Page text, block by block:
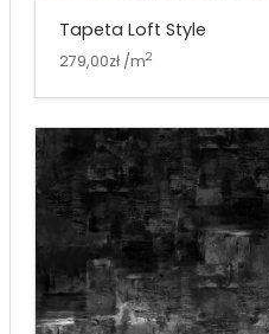
Tapeta Loft Style
279,00zł /m2